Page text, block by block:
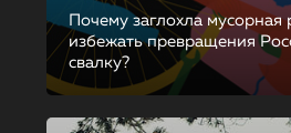
Почему заглохла мусорная
избежать превращения
свалку?